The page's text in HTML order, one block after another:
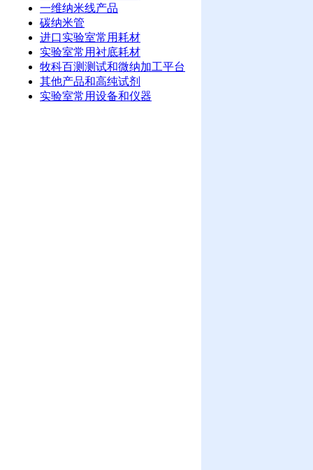
一维纳米线产品
碳纳米管
进口实验室常用耗材
实验室常用衬底耗材
牧科百测测试和微纳加工平台
其他产品和高纯试剂
实验室常用设备和仪器